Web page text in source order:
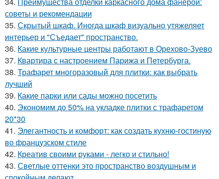
советы и рекомендации
35. Скрытый шкаф. Иногда шкаф визуально утяжеляет
интерьер и "Съедает" пространство.
36. Какие культурные центры работают в Орехово-Зуево
37. Квартира с настроением Парижа и Петербурга.
38. Трафарет многоразовый для плитки: как выбрать
лучший
39. Какие парки или сады можно посетить
40. Экономим до 50% на укладке плитки с трафаретом
20*30
41. Элегантность и комфорт: как создать кухню-гостиную
во французском стиле
42. Креатив своими руками - легко и стильно!
43. Светлые оттенки это пространство воздушным и